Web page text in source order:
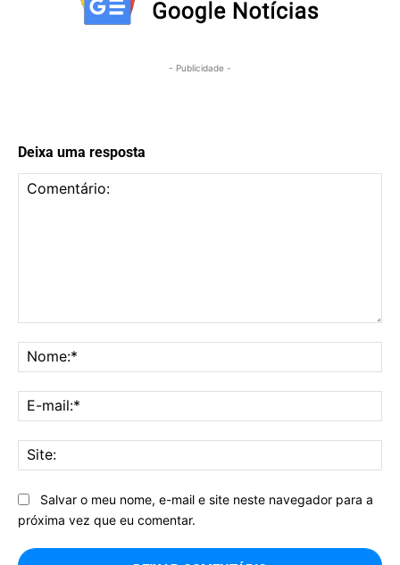
- Publicidade -
Deixa uma resposta
Salvar o meu nome, e-mail e site neste navegador para a
próxima vez que eu comentar.